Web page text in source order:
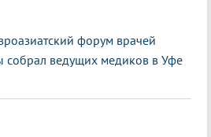
форум врачей
собрал ведущих медиков в Уфе